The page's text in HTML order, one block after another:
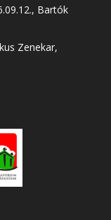
Bartók
Zenekar,